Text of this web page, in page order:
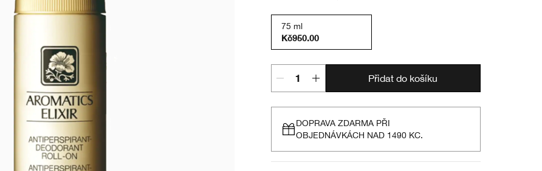
75 ml
Kč950.00
Přidat do košíku
DOPRAVA ZDARMA PŘI
OBJEDNÁVKÁCH NAD 1490 KC.